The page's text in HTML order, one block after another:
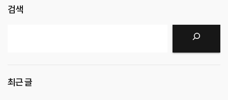
검색
최근 글